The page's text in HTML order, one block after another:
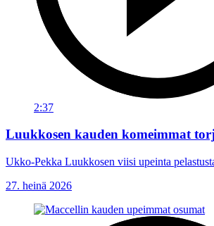
2:37
Luukkosen kauden komeimmat
Ukko-Pekka Luukkosen viisi upeinta
27. heinä 2026